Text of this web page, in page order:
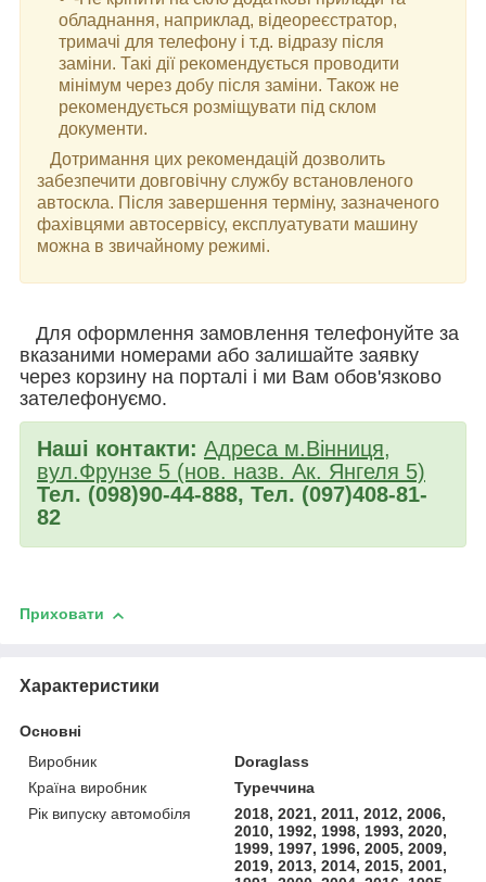
обладнання, наприклад, відеореєстратор,
тримачі для телефону і т.д. відразу після
заміни. Такі дії рекомендується проводити
мінімум через добу після заміни. Також не
рекомендується розміщувати під склом
документи.
Дотримання цих рекомендацій дозволить
забезпечити довговічну службу встановленого
автоскла. Після завершення терміну, зазначеного
фахівцями автосервісу, експлуатувати машину
можна в звичайному режимі.
Для оформлення замовлення телефонуйте за
вказаними номерами або залишайте заявку
через корзину на порталі і ми Вам обов'язково
зателефонуємо.
Наші контакти: Адреса м.Вінниця,
вул.Фрунзе 5 (нов. назв. Ак. Янгеля 5)
Тел. (098)90-44-888, Тел. (097)408-81-
82
Приховати
Характеристики
Основні
Виробник
Doraglass
Країна виробник
Туреччина
Рік випуску автомобіля
2018, 2021, 2011, 2012, 2006,
2010, 1992, 1998, 1993, 2020,
1999, 1997, 1996, 2005, 2009,
2019, 2013, 2014, 2015, 2001,